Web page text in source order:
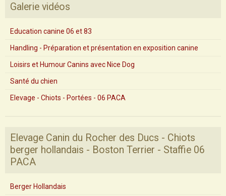
Galerie vidéos
Education canine 06 et 83
Handling - Préparation et présentation en exposition canine
Loisirs et Humour Canins avec Nice Dog
Santé du chien
Elevage - Chiots - Portées - 06 PACA
Elevage Canin du Rocher des Ducs - Chiots
berger hollandais - Boston Terrier - Staffie 06
PACA
Berger Hollandais